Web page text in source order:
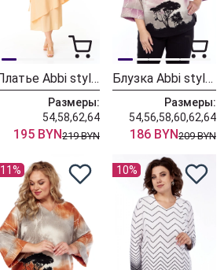
Платье Abbi style 1042
Размеры:
54,58,62,64
195 BYN219 BYN
Блузка Abbi style 4054
Размеры:
54,56,58,60,62,64
186 BYN209 BYN
11% 10%